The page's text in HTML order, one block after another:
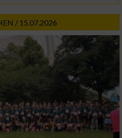
/ 15.07.2026